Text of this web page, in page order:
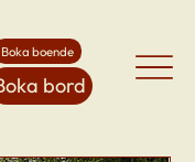
bord
Boka boende